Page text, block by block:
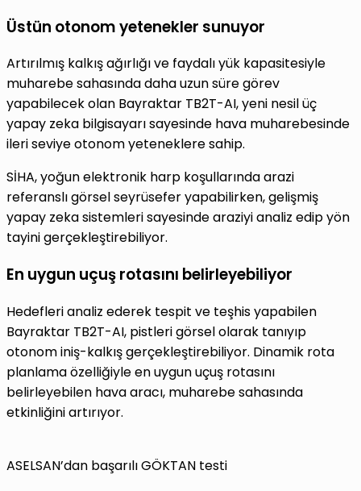
Üstün otonom yetenekler sunuyor
Artırılmış kalkış ağırlığı ve faydalı yük kapasitesiyle
muharebe sahasında daha uzun süre görev
yapabilecek olan Bayraktar TB2T-AI, yeni nesil üç
yapay zeka bilgisayarı sayesinde hava muharebesinde
ileri seviye otonom yeteneklere sahip.
SİHA, yoğun elektronik harp koşullarında arazi
referanslı görsel seyrüsefer yapabilirken, gelişmiş
yapay zeka sistemleri sayesinde araziyi analiz edip yön
tayini gerçekleştirebiliyor.
En uygun uçuş rotasını belirleyebiliyor
Hedefleri analiz ederek tespit ve teşhis yapabilen
Bayraktar TB2T-AI, pistleri görsel olarak tanıyıp
otonom iniş-kalkış gerçekleştirebiliyor. Dinamik rota
planlama özelliğiyle en uygun uçuş rotasını
belirleyebilen hava aracı, muharebe sahasında
etkinliğini artırıyor.
ASELSAN’dan başarılı GÖKTAN testi